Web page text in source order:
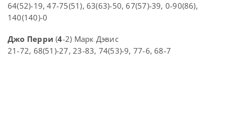
64(52)-19, 47-75(51), 63(63)-50, 67(57)-39, 0-90(86),
140(140)-0
Джо Перри (4-2) Марк Дэвис
21-72, 68(51)-27, 23-83, 74(53)-9, 77-6, 68-7